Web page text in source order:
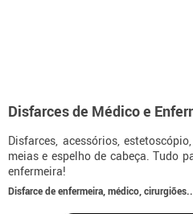
Disfarces de Médico e
Disfarces, acessórios,
meias e espelho de cabeça. Tudo
enfermeira!
Disfarce de enfermeira, médico,